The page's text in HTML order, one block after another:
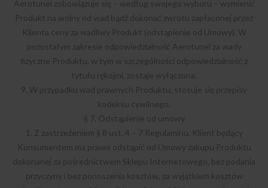
Aerotunel zobowiązuje się – według swojego wyboru – wymienić
Produkt na wolny od wad bądź dokonać zwrotu zapłaconej przez
Klienta ceny za wadliwy Produkt (odstąpienie od Umowy). W
pozostałym zakresie odpowiedzialność Aerotunel za wady
fizyczne Produktu, w tym w szczególności odpowiedzialność z
tytułu rękojmi, zostaje wyłączona.
9. W przypadku wad prawnych Produktu, stosuje się przepisy
kodeksu cywilnego.
§ 7. Odstąpienie od umowy
1. Z zastrzeżeniem § 8 ust. 4 – 7 Regulaminu, Klient będący
Konsumentem ma prawo odstąpić od Umowy zakupu Produktu
dokonanej za pośrednictwem Sklepu Internetowego, bez podania
przyczyny i bez ponoszenia kosztów, za wyjątkiem kosztów